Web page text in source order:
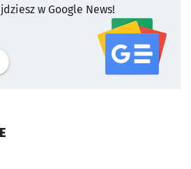
w Google News!
serwisu